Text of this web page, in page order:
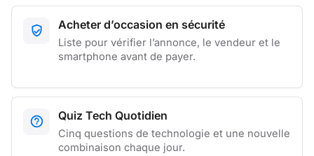
Acheter d’occasion en sécurité
Liste pour vérifier l’annonce, le vendeur et le
smartphone avant de payer.
Quiz Tech Quotidien
Cinq questions de technologie et une nouvelle
combinaison chaque jour.